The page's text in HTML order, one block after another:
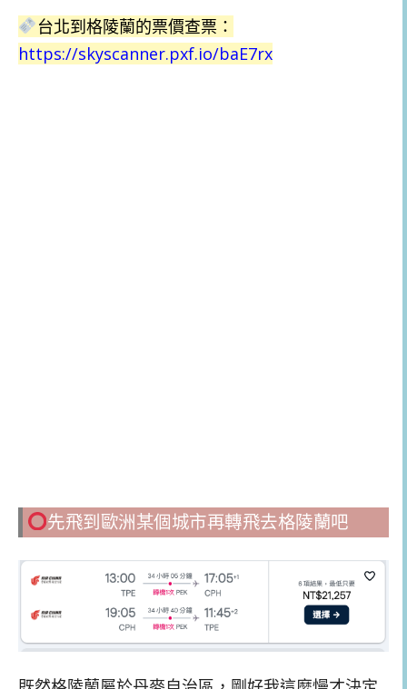
台北到格陵蘭的票價查票：
https://skyscanner.pxf.io/baE7rx
先飛到歐洲某個城市再轉飛去格陵蘭吧